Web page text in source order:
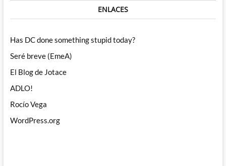
ENLACES
Has DC done something stupid today?
Seré breve (EmeA)
El Blog de Jotace
ADLO!
Rocío Vega
WordPress.org